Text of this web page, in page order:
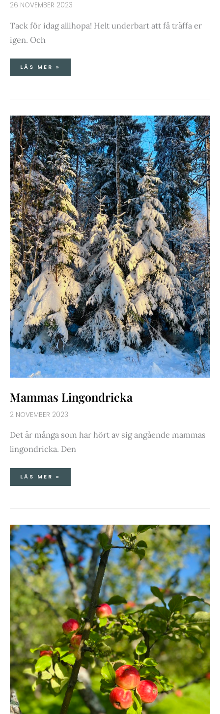
26 NOVEMBER 2023
Tack för idag allihopa! Helt underbart att få träffa er
igen. Och
LÄS MER »
Mammas Lingondricka
2 NOVEMBER 2023
Det är många som har hört av sig angående mammas
lingondricka. Den
MAMMAS
LINGONDRICKA
LÄS MER »
ÄPPELHÖSTEN